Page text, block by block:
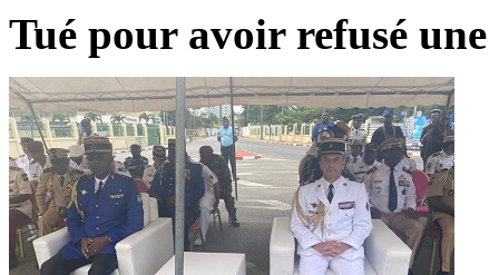
Tué pour avoir refusé